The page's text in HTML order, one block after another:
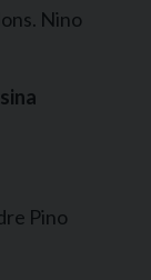
Nino
Pino